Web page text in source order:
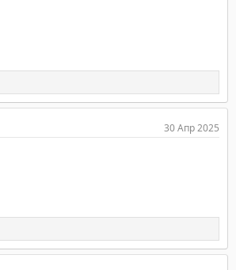
30 Апр 2025